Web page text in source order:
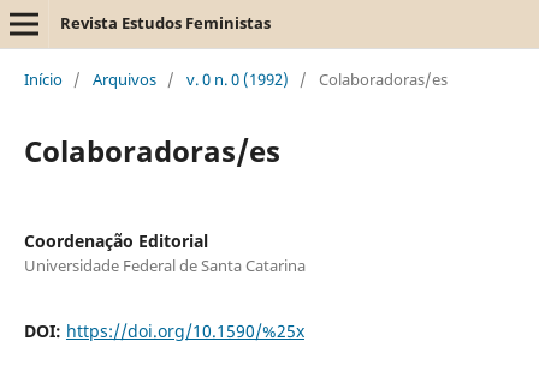
Revista Estudos Feministas
Início / Arquivos / v. 0 n. 0 (1992) / Colaboradoras/es
Colaboradoras/es
Coordenação Editorial
Universidade Federal de Santa Catarina
DOI: https://doi.org/10.1590/%25x